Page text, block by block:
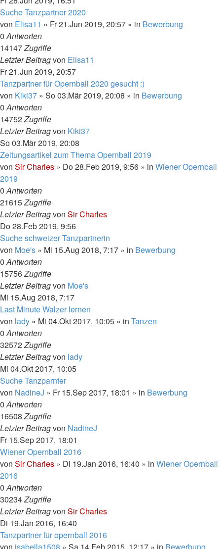
Suche Tanzpartner 2020
von Elisa11 » Fr 21.Jun 2019, 20:57 » in Bewerbung
0Antworten
14147Zugriffe
Letzter Beitragvon Elisa11
Fr 21.Jun 2019, 20:57
Tanzpartner für Opernball 2020 gesucht :)
von Kiki37 » So 03.Mär 2019, 20:08 » in Bewerbung
0Antworten
14752Zugriffe
Letzter Beitragvon Kiki37
So 03.Mär 2019, 20:08
Zeitungsartikel zum Thema Opernball 2019
von Sir Charles » Do 28.Feb 2019, 9:56 » in Wiener Opernball
2019
0Antworten
21615Zugriffe
Letzter Beitragvon Sir Charles
Do 28.Feb 2019, 9:56
Suche schweizer Tanzpartnerin
von Moe's » Mi 15.Aug 2018, 7:17 » in Bewerbung
0Antworten
15756Zugriffe
Letzter Beitragvon Moe's
Mi 15.Aug 2018, 7:17
Last Minute Walzer lernen
von lady » Mi 04.Okt 2017, 10:05 » in Tanzen
0Antworten
32572Zugriffe
Letzter Beitragvon lady
Mi 04.Okt 2017, 10:05
Suche Tanzparnter
von NadineJ » Fr 15.Sep 2017, 18:01 » in Bewerbung
0Antworten
16508Zugriffe
Letzter Beitragvon NadineJ
Fr 15.Sep 2017, 18:01
Wiener Opernball 2016
von Sir Charles » Di 19.Jan 2016, 16:40 » in Wiener Opernball
2016
0Antworten
30234Zugriffe
Letzter Beitragvon Sir Charles
Di 19.Jan 2016, 16:40
Tanzpartner für opernball 2016